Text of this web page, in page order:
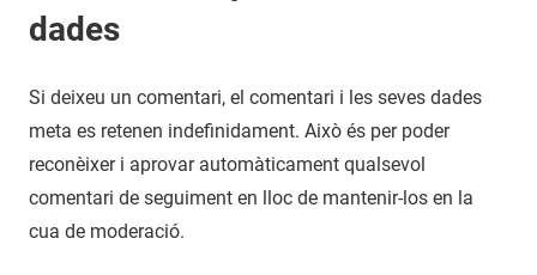
dades
Si deixeu un comentari, el comentari i les seves dades
meta es retenen indefinidament. Això és per poder
reconèixer i aprovar automàticament qualsevol
comentari de seguiment en lloc de mantenir-los en la
cua de moderació.